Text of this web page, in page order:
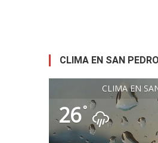
CLIMA EN SAN PEDRO
CLIMA EN
26°